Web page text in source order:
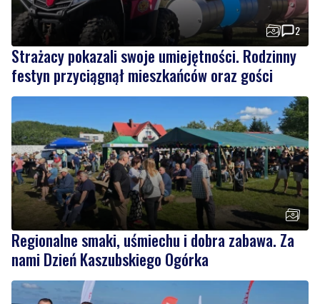
2
Strażacy pokazali swoje umiejętności. Rodzinny
festyn przyciągnął mieszkańców oraz gości
Regionalne smaki, uśmiechu i dobra zabawa. Za
nami Dzień Kaszubskiego Ogórka